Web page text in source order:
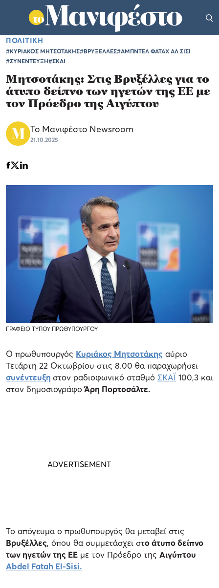
ΠΟΛΙΤΙΚΗ
#ΚΥΡΙΑΚΟΣ ΜΗΤΣΟΤΑΚΗΣ#ΒΡΥΞΕΛΛΕΣ#ΑΜΠΝΤΕΛ ΦΑΤΑΧ ΑΛ ΣΙΣΙ
#ΣΥΝΕΝΤΕΥΞΗ#ΣΚΑΙ
Μητσοτάκης: Στις Βρυξέλλες για το
άτυπο δείπνο των ηγετών της ΕΕ με
τον Πρόεδρο της Αιγύπτου
Το Μανιφέστο Newsroom
21.10.2025
ΓΡΑΦΕΙΟ ΤΥΠΟΥ ΠΡΩΘΥΠΟΥΡΓΟΥ
Ο πρωθυπουργός Κυριάκος Μητσοτάκης αύριο
Τετάρτη 22 Οκτωβρίου στις 8.00 θα παραχωρήσει
συνέντευξη στον ραδιοφωνικό σταθμό ΣΚΑΪ 100,3 και
στον δημοσιογράφοΆρη Πορτοσάλτε.
Το απόγευμα ο πρωθυπουργός θα μεταβεί στις
Βρυξέλλες, όπου θα συμμετάσχει στο άτυπο δείπνο
των ηγετών της ΕΕ με τον Πρόεδρο της Αιγύπτου
Abdel Fatah El-Sisi.